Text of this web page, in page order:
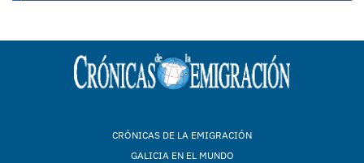
CRÓNICAS DE LA EMIGRACIÓN
GALICIA EN EL MUNDO